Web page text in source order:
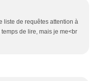
liste de requêtes attention à
de lire, mais je me<br